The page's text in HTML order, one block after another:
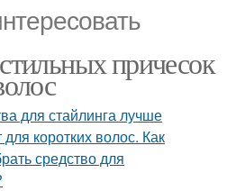
причесок